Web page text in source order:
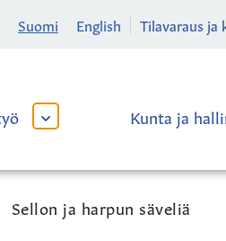
Suomi English Tilavaraus ja
AVAA
ALAVALIKKO
Kunta ja
Sellon ja harpun säveliä